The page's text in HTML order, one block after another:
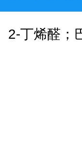
2-丁烯醛；